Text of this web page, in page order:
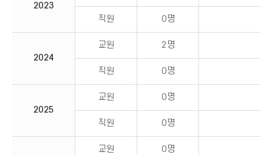
2023
직원 0명
2024
교원 2명
직원 0명
2025
교원 0명
직원 0명
교원 0명